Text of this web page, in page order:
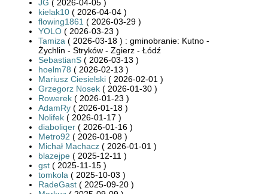
JG ( 2026-04-05 )
kielak10 ( 2026-04-04 )
flowing1861 ( 2026-03-29 )
YOLO ( 2026-03-23 )
Tamiza ( 2026-03-18 ) : gminobranie: Kutno -
Żychlin - Stryków - Zgierz - Łódź
SebastianS ( 2026-03-13 )
hoelm78 ( 2026-02-13 )
Mariusz Ciesielski ( 2026-02-01 )
Grzegorz Nosek ( 2026-01-30 )
Rowerek ( 2026-01-23 )
AdamRy ( 2026-01-18 )
Nolifek ( 2026-01-17 )
diaboliqer ( 2026-01-16 )
Metro92 ( 2026-01-08 )
Michał Machacz ( 2026-01-01 )
blazejpe ( 2025-12-11 )
gst ( 2025-11-15 )
tomkola ( 2025-10-03 )
RadeGast ( 2025-09-20 )